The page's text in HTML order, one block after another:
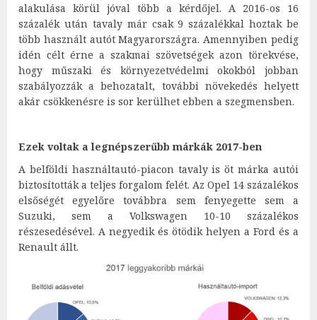
alakulása körül jóval több a kérdőjel. A 2016-os 16
százalék után tavaly már csak 9 százalékkal hoztak be
több használt autót Magyarországra. Amennyiben pedig
idén célt érne a szakmai szövetségek azon törekvése,
hogy műszaki és környezetvédelmi okokból jobban
szabályozzák a behozatalt, további növekedés helyett
akár csökkenésre is sor kerülhet ebben a szegmensben.
Ezek voltak a legnépszerűbb márkák 2017-ben
A belföldi használtautó-piacon tavaly is öt márka autói
biztosították a teljes forgalom felét. Az Opel 14 százalékos
elsőségét egyelőre továbbra sem fenyegette sem a
Suzuki, sem a Volkswagen 10-10 százalékos
részesedésével. A negyedik és ötödik helyen a Ford és a
Renault állt.